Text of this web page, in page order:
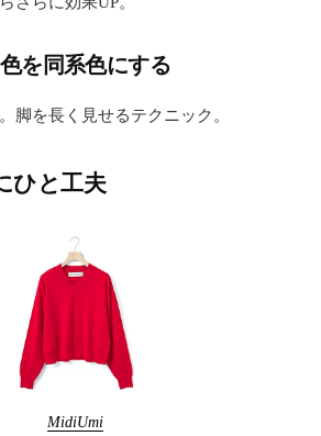
を同系色にする
脚を長く見せるテクニック。
ひと工夫
MidiUmi